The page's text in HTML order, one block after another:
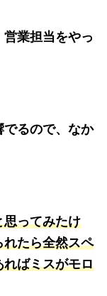
業担当をやっ
るので、なか
思ってみたけ
たら全然スペ
ばミスがモロ